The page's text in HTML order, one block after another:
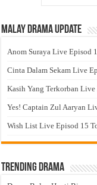
Malay Drama Update
Anom Suraya Live Episod
Cinta Dalam Sekam Live
Kasih Yang Terkorban
Yes! Captain Zul Aaryan
Wish List Live Episod 15
Trending Drama